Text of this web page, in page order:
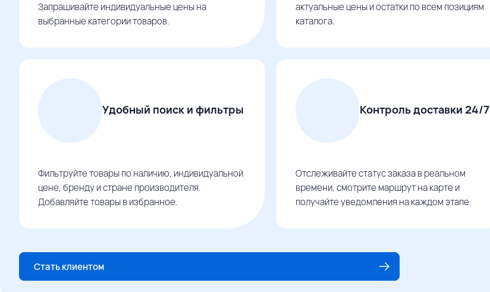
Запрашивайте индивидуальные цены на
выбранные категории товаров.
актуальные цены и остатки по всем позициям
каталога.
Удобный поиск и фильтры
Фильтруйте товары по наличию, индивидуальной
цене, бренду и стране производителя.
Добавляйте товары в избранное.
Контроль доставки 24/7
Отслеживайте статус заказа в реальном
времени, смотрите маршрут на карте и
получайте уведомления на каждом этапе.
Стать клиентом